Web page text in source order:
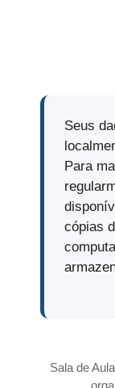
Seus
Para
cópias
Sala de